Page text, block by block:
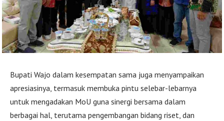
Bupati Wajo dalam kesempatan sama juga menyampaikan
apresiasinya, termasuk membuka pintu selebar-lebarnya
untuk mengadakan MoU guna sinergi bersama dalam
berbagai hal, terutama pengembangan bidang riset, dan